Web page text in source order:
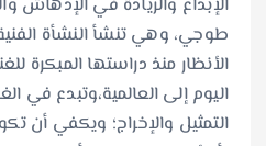
الإبداع والريادة في الإدهاش
طوجي، وهي تنشأ النشأة
الأنظار منذ دراستها المبكرة
اليوم إلى العالمية،وتبدع في
التمثيل والإخراج؛ ويكفي أن